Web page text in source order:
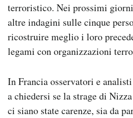
terroristico. Nei prossimi
altre indagini sulle cinque
ricostruire meglio i loro
legami con organizzazioni
In Francia osservatori e
a chiedersi se la strage di
ci siano state carenze, sia da